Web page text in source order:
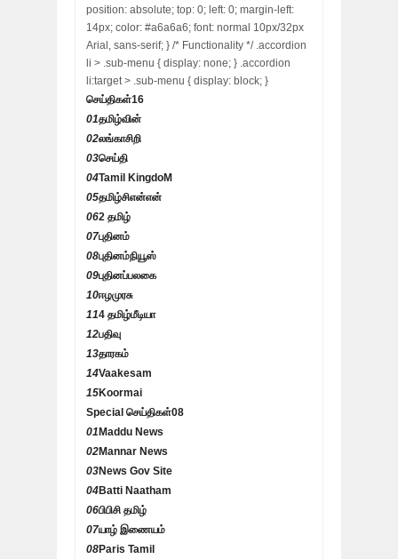
position: absolute; top: 0; left: 0; margin-left:
14px; color: #a6a6a6; font: normal 10px/32px
Arial, sans-serif; } /* Functionality */ .accordion
li > .sub-menu { display: none; } .accordion
li:target > .sub-menu { display: block; }
செய்திகள்16
01தமிழ்வின்
02லங்காசிறி
03செய்தி
04Tamil KingdoM
05தமிழ்சிஎன்என்
062 தமிழ்
07புதினம்
08புதினம்நியூஸ்
09புதினப்பலகை
10ஈழமுரசு
114 தமிழ்மீடியா
12பதிவு
13தாரகம்
14Vaakesam
15Koormai
Special செய்திகள்08
01 Maddu News
02Mannar News
03News Gov Site
04Batti Naatham
06பிபிசி தமிழ்
07யாழ் இணையம்
08Paris Tamil